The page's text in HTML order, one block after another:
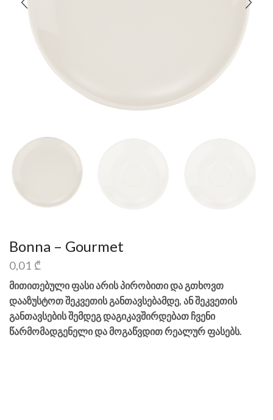
Bonna – Gourmet
0,01 ₾
მითითებული ფასი არის პირობითი და გთხოვთ
დააზუსტოთ შეკვეთის განთავსებამდე, ან შეკვეთის
განთავსების შემდეგ დაგიკავშირდებათ ჩვენი
წარმომადგენელი და მოგაწვდით რეალურ ფასებს.